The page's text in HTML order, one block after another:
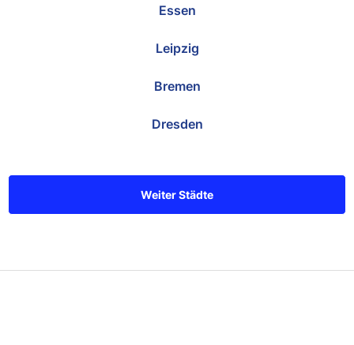
Essen
Leipzig
Bremen
Dresden
Weiter Städte